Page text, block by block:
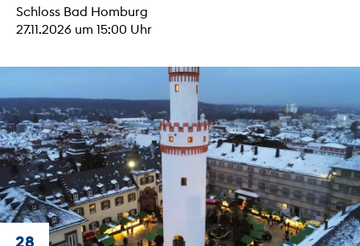
Schloss Bad Homburg
27.11.2026 um 15:00 Uhr
28